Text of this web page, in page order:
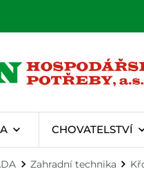
CHOVATELSTVÍ
Zahradní technika